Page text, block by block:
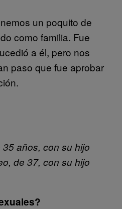
un poquito de
como familia. Fue
a él, pero nos
paso que fue aprobar
años, con su hijo
de 37, con su hijo